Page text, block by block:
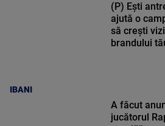
IBANI
(P) Ești
ajută o
să crești
brandului
A făcut
jucătorul